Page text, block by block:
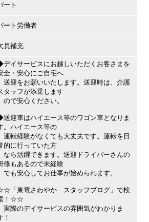
ート
ート労働者
員補充
イサービスにお越しいただくお客さまを
全・安心にご自宅へ
送迎をお願いいたします。送迎時は、介護
タッフが添乗します
ので安心ください。
迎車はハイエース等のワゴン車となりま
。ハイエース等の
運転経験がなくても大丈夫です。運転を日
的に行っていた方
なら活躍できます。送迎ドライバーさんの
修もあるので未経験
でも安心してお仕事が始められます。
「東電さわやか スタッフブログ」で検
！☆☆
実際のデイサービスの雰囲気がわかりま
！